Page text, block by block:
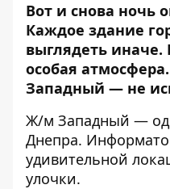
Вот и снова ночь
Каждое здание
выглядеть иначе.
особая
Западный — не
Ж/м Западный —
Днепра.
удивительной
улочки.